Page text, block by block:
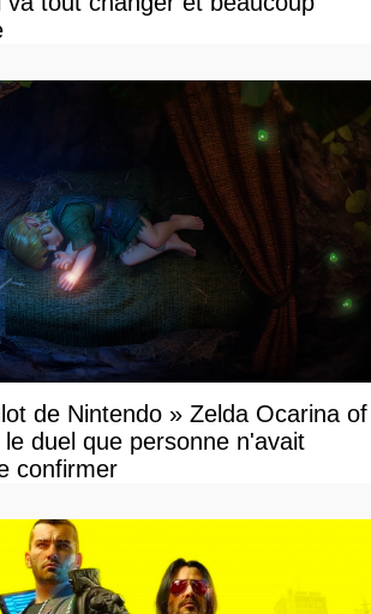
de Nintendo » Zelda Ocarina of
duel que personne n'avait
confirmer